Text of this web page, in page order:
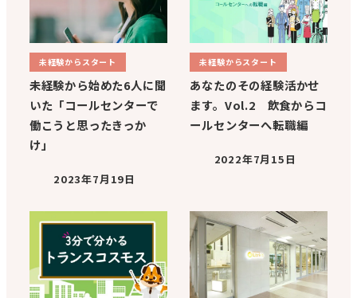
未経験からスタート
未経験から始めた6人に聞
いた「コールセンターで
働こうと思ったきっか
け」
2023年7月19日
未経験からスタート
あなたのその経験活かせ
ます。Vol.2 飲食からコ
ールセンターへ転職編
2022年7月15日